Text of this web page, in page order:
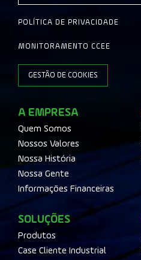
POLÍTICA DE PRIVACIDADE
MONITORAMENTO CCEE
GESTÃO DE COOKIES
A EMPRESA
Quem Somos
Nossos Valores
Nossa História
Nossa Gente
Informações Financeiras
SOLUÇÕES
Produtos
Case Cliente Industrial